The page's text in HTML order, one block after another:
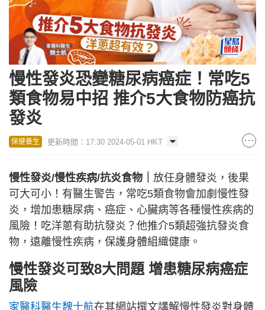
​慢性發炎恐變糖尿病癌症！常吃5
類食物易中招 推介5大食物防癌抗
發炎
保健養生 更新時間：17:30 2024-05-01 HKT
慢性發炎/慢性疾病/抗炎食物｜ 放任身體發炎，後果
可大可小！有醫生警告，常吃5類食物會加劇慢性發
炎，增加患糖尿病、癌症、心臟病等各種慢性疾病的
風險！吃洋蔥有助抗發炎？他推介5類超強抗發炎食
物，遠離慢性疾病，保護身體組織健康。
慢性發炎可致8大問題 增患糖尿病癌症
風險
家醫科醫生魏士航在其網站撰文講解慢性發炎對身體